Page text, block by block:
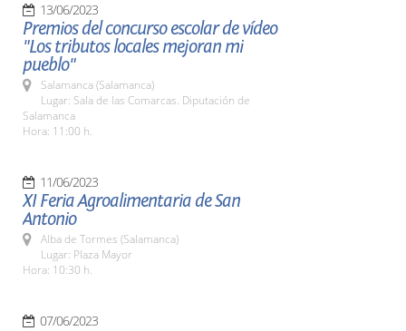
13/06/2023
Premios del concurso escolar de vídeo
"Los tributos locales mejoran mi
pueblo"
Salamanca (Salamanca)
Lugar: Sala de las Comarcas. Diputación de
Salamanca
Hora: 11:00 h.
11/06/2023
XI Feria Agroalimentaria de San
Antonio
Alba de Tormes (Salamanca)
Lugar: Plaza Mayor
Hora: 10:30 h.
07/06/2023